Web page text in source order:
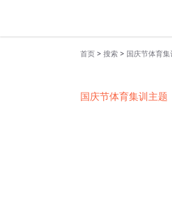
首页 > 搜索 > 国庆节体育集
国庆节体育集训主题